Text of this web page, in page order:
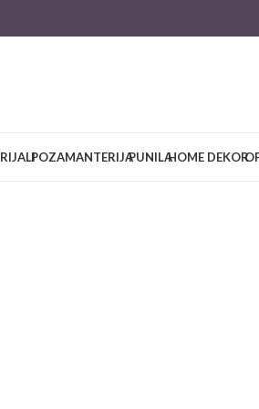
POZAMANTERIJAPUNILAHOME DEKOR